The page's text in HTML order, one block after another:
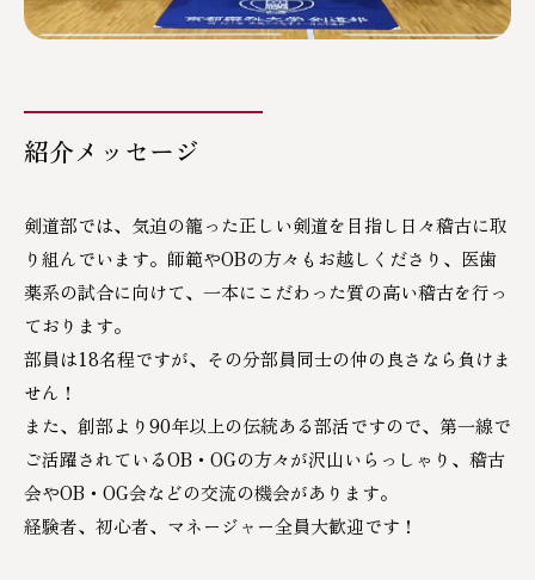
男子バレーボール部
女子バレーボール部
硬式庭球部
ソフトテニス部
空手道部
バドミントン部
男子バスケットボール部
女子バスケットボール部
陸上競技部
紹介メッセージ
剣道部では、気迫の籠った正しい剣道を目指し日々稽古に取
り組んでいます。師範やOBの方々もお越しくださり、医歯
薬系の試合に向けて、一本にこだわった質の高い稽古を行っ
ております。
部員は18名程ですが、その分部員同士の仲の良さなら負けま
せん！
また、創部より90年以上の伝統ある部活ですので、第一線で
ご活躍されているOB・OGの方々が沢山いらっしゃり、稽古
会やOB・OG会などの交流の機会があります。
経験者、初心者、マネージャー全員大歓迎です！